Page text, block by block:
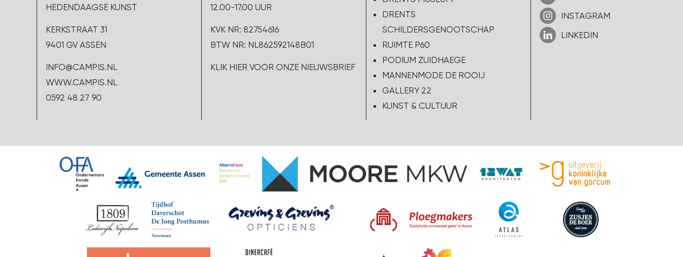
HEDENDAAGSE KUNST
KERKSTRAAT 31
9401 GV ASSEN
INFO@CAMPIS.NL
WWW.CAMPIS.NL
0592 48 27 90
12.00-17.00 UUR
KVK NR: 82754616
BTW NR: NL862592148B01
KLIK HIER VOOR ONZE NIEUWSBRIEF
DRENTS
SCHILDERSGENOOTSCHAP
RUIMTE P60
PODIUM ZUIDHAEGE
MANNENMODE DE ROOIJ
GALLERY 22
KUNST & CULTUUR
INSTAGRAM
LINKEDIN